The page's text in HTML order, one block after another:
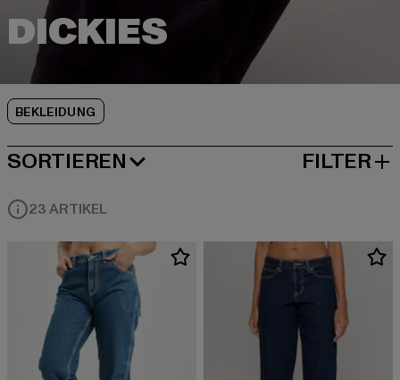
BEKLEIDUNG
SORTIEREN
BELIEBTESTE FILTER
23 ARTIKEL